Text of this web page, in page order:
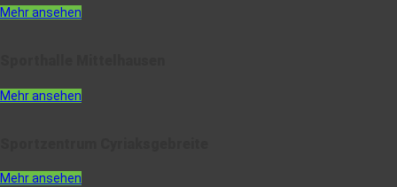
Mehr ansehen
Mehr ansehen
Mehr ansehen